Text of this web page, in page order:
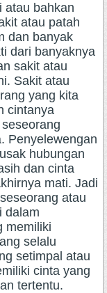
atau bahkan
atau patah
dan banyak
dari banyaknya
sakit atau
Sakit atau
yang kita
cintanya
Penyelewengan
hubungan
dan cinta
mati. Jadi
atau
dalam
memiliki
selalu
setimpal atau
cinta yang
tertentu.